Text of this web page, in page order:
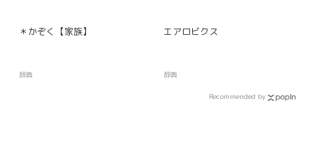
＊かぞく【家族】
辞典
エアロビクス
辞典
Recommended by